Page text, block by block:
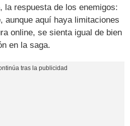
la respuesta de los enemigos:
, aunque aquí haya limitaciones
online, se sienta igual de bien
en la saga.